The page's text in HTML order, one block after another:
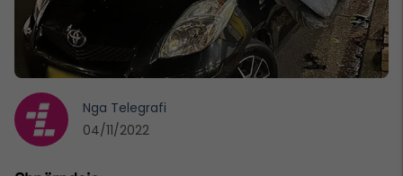
Nga Telegrafi
04/11/2022